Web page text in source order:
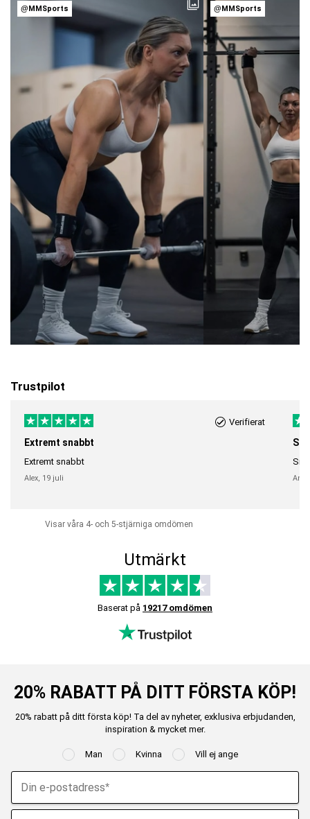
@MMSports @MMSports
Trustpilot
Verifierat
Extremt snabbt
Extremt snabbt
Alex, 19 juli
Visar våra 4- och 5-stjärniga omdömen
Utmärkt
Baserat på 19217 omdömen
20% RABATT PÅ DITT FÖRSTA KÖP!
20% rabatt på ditt första köp! Ta del av nyheter, exklusiva erbjudanden,
inspiration & mycket mer.
Man Kvinna Vill ej ange